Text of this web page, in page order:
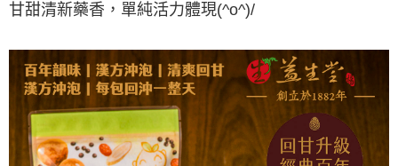
甘甜清新藥香，單純活力體現(^o^)/